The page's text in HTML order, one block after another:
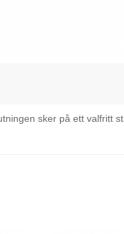
sker på ett valfritt